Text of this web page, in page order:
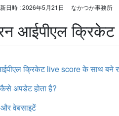
日時 :2026年5月21日 なかつか事務所
आईपीएल
क्रिकेट live score के साथ बने
अपडेट होता है?
और वेबसाइटें